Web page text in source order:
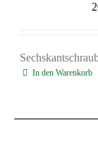
In den Warenkorb